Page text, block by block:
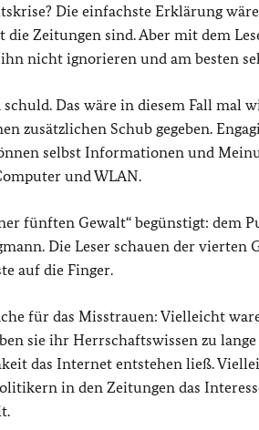
Die einfachste Erklärung
Zeitungen sind. Aber mit dem
nicht ignorieren und am besten
Das wäre in diesem Fall mal
zusätzlichen Schub gegeben.
selbst Informationen und
und WLAN.
fünften Gewalt“ begünstigt: dem
Die Leser schauen der
auf die Finger.
für das Misstrauen: Vielleicht
sie ihr Herrschaftswissen zu
das Internet entstehen ließ.
in den Zeitungen das